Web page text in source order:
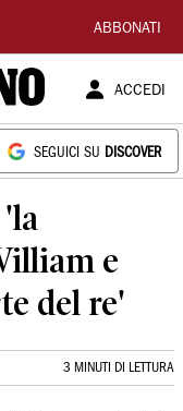
ABBONATI
ACCEDI
SEGUICI SU DISCOVER
e
del re'
3 MINUTI DI LETTURA